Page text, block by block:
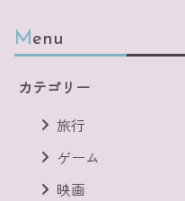
Menu
カテゴリー
旅行
ゲーム
映画